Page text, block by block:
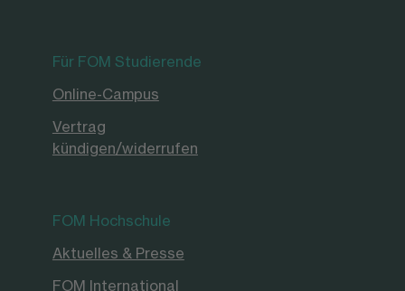
Für FOM Studierende
Online-Campus
Vertrag
kündigen/widerrufen
FOM Hochschule
Aktuelles & Presse
FOM International